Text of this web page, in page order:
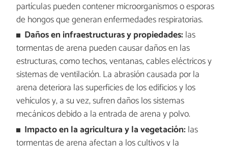
partículas pueden contener microorganismos o esporas
de hongos que generan enfermedades respiratorias.
Daños en infraestructuras y propiedades: las
tormentas de arena pueden causar daños en las
estructuras, como techos, ventanas, cables eléctricos y
sistemas de ventilación. La abrasión causada por la
arena deteriora las superficies de los edificios y los
vehículos y, a su vez, sufren daños los sistemas
mecánicos debido a la entrada de arena y polvo.
Impacto en la agricultura y la vegetación: las